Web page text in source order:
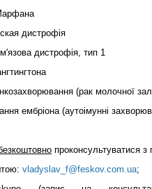
дистрофія
дистрофія, тип 1
(рак молочної
ембріона (аутоімунні
проконсультуватися з
vladyslav_f@feskov.com.ua;